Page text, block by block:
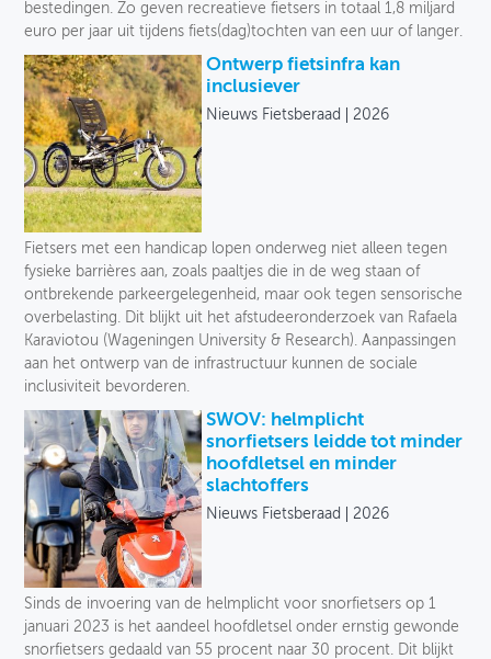
bestedingen. Zo geven recreatieve fietsers in totaal 1,8 miljard
euro per jaar uit tijdens fiets(dag)tochten van een uur of langer.
Ontwerp fietsinfra kan
inclusiever
Nieuws Fietsberaad 2026
Fietsers met een handicap lopen onderweg niet alleen tegen
fysieke barrières aan, zoals paaltjes die in de weg staan of
ontbrekende parkeergelegenheid, maar ook tegen sensorische
overbelasting. Dit blijkt uit het afstudeeronderzoek van Rafaela
Karaviotou (Wageningen University & Research). Aanpassingen
aan het ontwerp van de infrastructuur kunnen de sociale
inclusiviteit bevorderen.
SWOV: helmplicht
snorfietsers leidde tot minder
hoofdletsel en minder
slachtoffers
Nieuws Fietsberaad 2026
Sinds de invoering van de helmplicht voor snorfietsers op 1
januari 2023 is het aandeel hoofdletsel onder ernstig gewonde
snorfietsers gedaald van 55 procent naar 30 procent. Dit blijkt